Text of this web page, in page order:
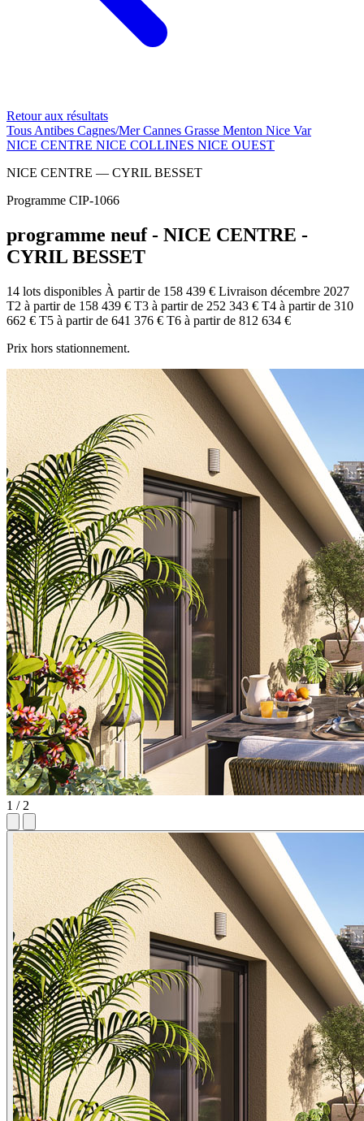
Retour aux résultats
Tous Antibes Cagnes/MerCannes Grasse Menton Nice Var
NICE CENTRE NICE COLLINES NICE OUEST
NICE CENTRE — CYRIL BESSET
Programme CIP-1066
programme neuf - NICE CENTRE -
CYRIL BESSET
14 lots disponibles À partir de 158 439 € Livraison décembre 2027
T2 à partir de 158 439 € T3 à partir de 252 343 € T4 à partir de 310
662 € T5 à partir de 641 376 € T6 à partir de 812 634 €
Prix hors stationnement.
1 / 2